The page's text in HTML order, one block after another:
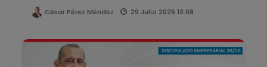
César Pérez Méndez 29 Julio 2026 13:08